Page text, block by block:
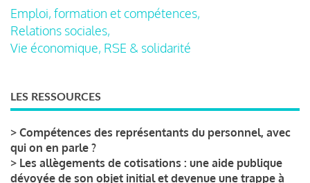
Emploi, formation et compétences,
Relations sociales,
Vie économique, RSE & solidarité
LES RESSOURCES
> Compétences des représentants du personnel, avec
qui on en parle ?
> Les allègements de cotisations : une aide publique
dévoyée de son objet initial et devenue une trappe à